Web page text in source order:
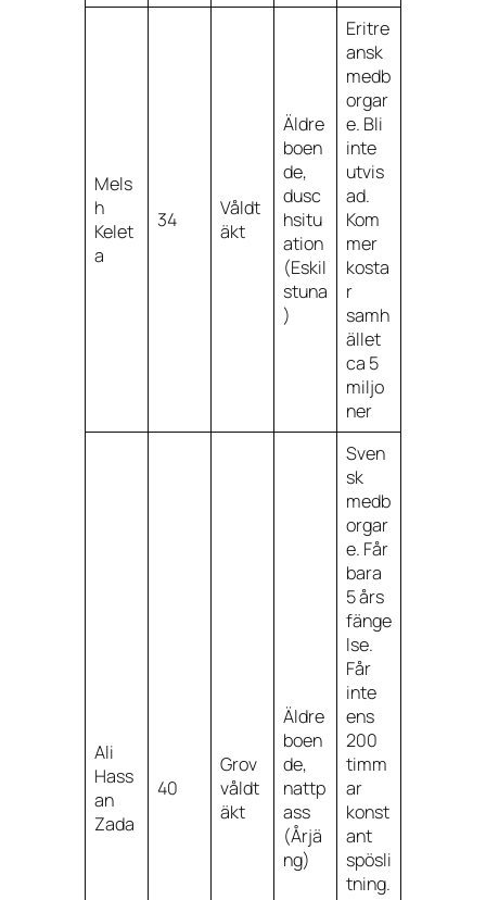
Mels
h
Kelet
a
34
Våldt
äkt
Äldre
boen
de,
dusc
hsitu
ation
(Eskil
stuna
)
Eritre
ansk
medb
orgar
e. Bli
inte
utvis
ad.
Kom
mer
kosta
r
samh
ället
ca 5
miljo
ner
Ali
Hass
an
Zada
40
Grov
våldt
äkt
Äldre
boen
de,
nattp
ass
(Årjä
ng)
Sven
sk
medb
orgar
e. Får
bara
5 års
fänge
lse.
Får
inte
ens
200
timm
ar
konst
ant
spösli
tning.